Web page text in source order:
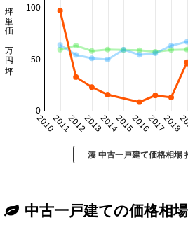
201020112012201320142015201620172018
0
50
100
坪単価 万円/坪
湊 中古一戸建て価格相場
中古一戸建ての価格相